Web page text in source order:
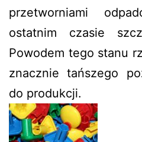
przetworniami
ostatnim czasie
Powodem tego stanu
znacznie tańszego
do produkcji.